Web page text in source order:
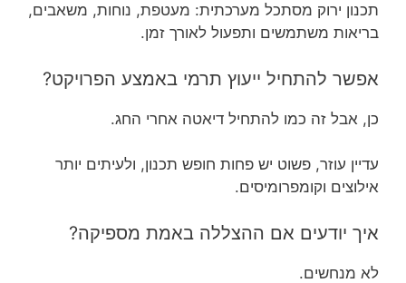
תכנון ירוק מסתכל מערכתית: מעטפת, נוחות, משאבים,
בריאות משתמשים ותפעול לאורך זמן.
אפשר להתחיל ייעוץ תרמי באמצע הפרויקט?
כן, אבל זה כמו להתחיל דיאטה אחרי החג.
עדיין עוזר, פשוט יש פחות חופש תכנון, ולעיתים יותר
אילוצים וקומפרומיסים.
איך יודעים אם ההצללה באמת מספיקה?
לא מנחשים.